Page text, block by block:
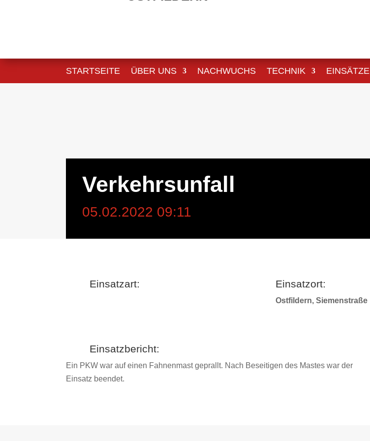
STARTSEITE ÜBER UNS NACHWUCHS TECHNIK EINSÄTZE
Verkehrsunfall
05.02.2022 09:11
Einsatzart: Einsatzort:
Ostfildern, Siemenstraße
Einsatzbericht:
Ein PKW war auf einen Fahnenmast geprallt. Nach Beseitigen des Mastes war der
Einsatz beendet.